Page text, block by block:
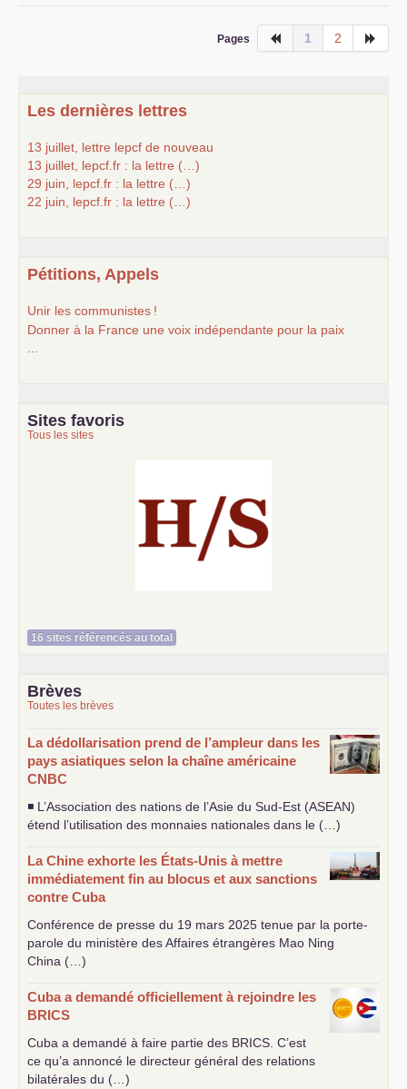
Pages 1 2
Les dernières lettres
13 juillet, lettre lepcf de nouveau
13 juillet, lepcf.fr : la lettre (…)
29 juin, lepcf.fr : la lettre (…)
22 juin, lepcf.fr : la lettre (…)
Pétitions, Appels
Unir les communistes !
Donner à la France une voix indépendante pour la paix
Sites favoris
Tous les sites
16 sites référencés au total
Brèves
Toutes les brèves
La dédollarisation prend de l’ampleur dans les
pays asiatiques selon la chaîne américaine
CNBC
◾ L’Association des nations de l’Asie du Sud-Est (ASEAN)
étend l’utilisation des monnaies nationales dans le (…)
La Chine exhorte les États-Unis à mettre
immédiatement fin au blocus et aux sanctions
contre Cuba
Conférence de presse du 19 mars 2025 tenue par la porte-
parole du ministère des Affaires étrangères Mao Ning
China (…)
Cuba a demandé officiellement à rejoindre les
BRICS
Cuba a demandé à faire partie des BRICS . C’est
ce qu’a annoncé le directeur général des relations
bilatérales du (…)